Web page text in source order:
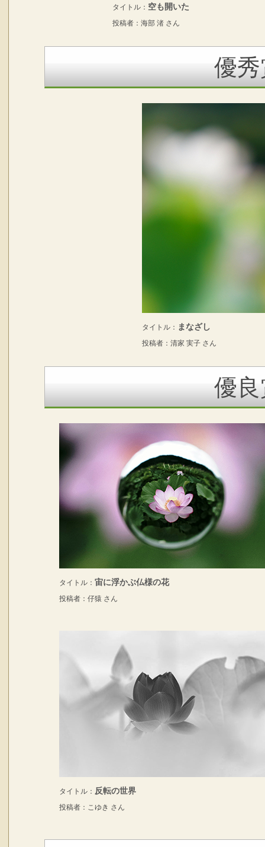
タイトル： 空も開いた
投稿者：海部 渚 さん
優
タイトル： まなざし
投稿者：清家 実子 さん
優
タイトル： 宙に浮かぶ仏様の花
投稿者：仔猿 さん
タイトル： 反転の世界
投稿者：こゆき さん